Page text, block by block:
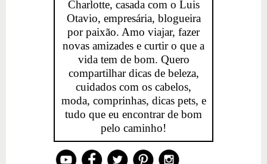
Charlotte, casada com o Luis
Otavio, empresária, blogueira
por paixão. Amo viajar, fazer
novas amizades e curtir o que a
vida tem de bom. Quero
compartilhar dicas de beleza,
cuidados com os cabelos,
moda, comprinhas, dicas pets, e
tudo que eu encontrar de bom
pelo caminho!